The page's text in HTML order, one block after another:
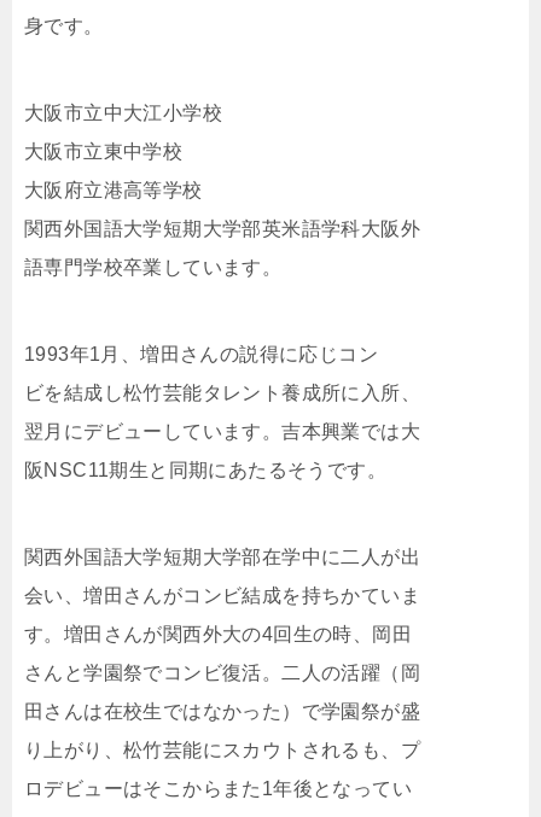
身です。
大阪市立中大江小学校
大阪市立東中学校
大阪府立港高等学校
関西外国語大学短期大学部英米語学科大阪外
語専門学校卒業しています。
1993年1月、増田さんの説得に応じコン
ビを結成し松竹芸能タレント養成所に入所、
翌月にデビューしています。吉本興業では大
阪NSC11期生と同期にあたるそうです。
関西外国語大学短期大学部在学中に二人が出
会い、増田さんがコンビ結成を持ちかていま
す。増田さんが関西外大の4回生の時、岡田
さんと学園祭でコンビ復活。二人の活躍（岡
田さんは在校生ではなかった）で学園祭が盛
り上がり、松竹芸能にスカウトされるも、プ
ロデビューはそこからまた1年後となってい